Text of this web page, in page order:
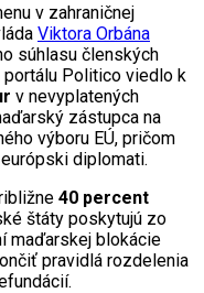
v zahraničnej
Viktora Orbána
súhlasu členských
Politico viedlo k
v nevyplatených
zástupca na
výboru EÚ, pričom
diplomati.
40 percent
štáty poskytujú zo
maďarskej blokácie
pravidlá rozdelenia